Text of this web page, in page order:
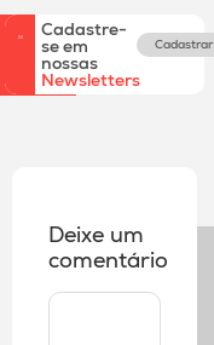
Cadastre-
se em
nossas
Newsletters
Cadastrar
Deixe um
comentário